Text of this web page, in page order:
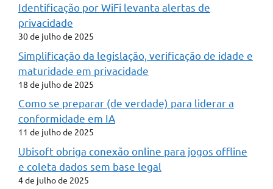
Identificação por WiFi levanta alertas de
privacidade
30 de julho de 2025
Simplificação da legislação, verificação de idade e
maturidade em privacidade
18 de julho de 2025
Como se preparar (de verdade) para liderar a
conformidade em IA
11 de julho de 2025
Ubisoft obriga conexão online para jogos offline
e coleta dados sem base legal
4 de julho de 2025